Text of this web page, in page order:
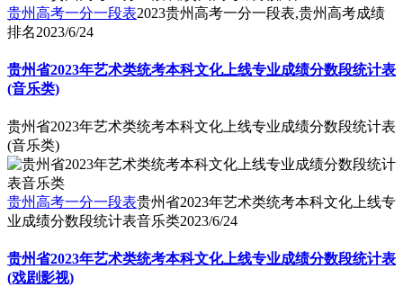
贵州高考一分一段表2023贵州高考一分一段表,贵州高考成绩
排名2023/6/24
贵州省2023年艺术类统考本科文化上线专业成绩分数段统计表
(音乐类)
贵州省2023年艺术类统考本科文化上线专业成绩分数段统计表
(音乐类)
贵州高考一分一段表贵州省2023年艺术类统考本科文化上线专
业成绩分数段统计表音乐类2023/6/24
贵州省2023年艺术类统考本科文化上线专业成绩分数段统计表
(戏剧影视)